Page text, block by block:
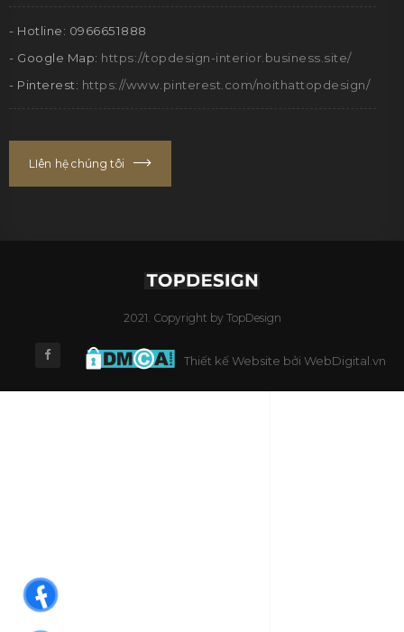
- Hotline: 0966651888
- Google Map: https://topdesign-interior.business.site/
- Pinterest: https://www.pinterest.com/noithattopdesign/
LIên hệ chúng tôi
2021. Copyright by TopDesign
Thiết kế Website bởi WebDigital.vn